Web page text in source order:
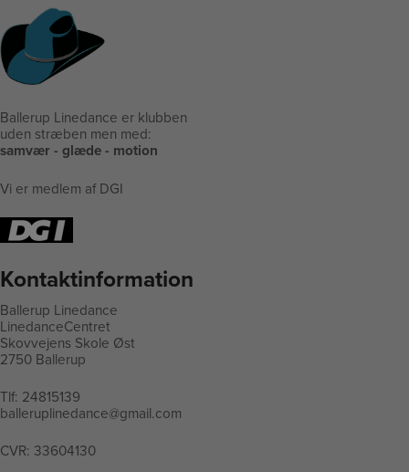
Ballerup Linedance er klubben
uden stræben men med:
samvær - glæde - motion
Vi er medlem af DGI
Kontaktinformation
Ballerup Linedance
LinedanceCentret
Skovvejens Skole Øst
2750 Ballerup
Tlf: 24815139
balleruplinedance@gmail.com
CVR: 33604130